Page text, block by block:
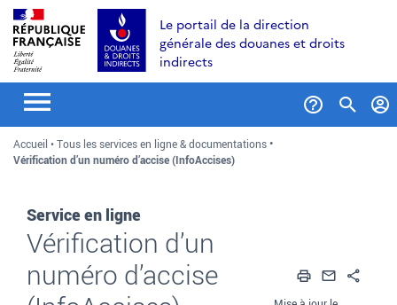
Aller
au
contenu
Aller
recherche
Aller
au
menu
Le portail de la direction
générale des douanes et droits
indirects
Accueil
Tous les services en ligne & documentations
Vérification d’un numéro d’accise (InfoAccises)
Service en ligne
Vérification d’un
numéro d’accise
Imprimer